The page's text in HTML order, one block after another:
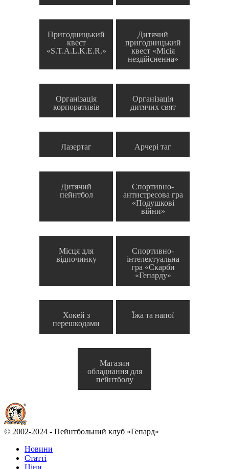
Пригодницький
квест
«S.T.A.L.K.E.R.»
Дитячий
пригодницький
квест «Місія
нездійсненна»
Організація
корпоративів
Організація
дитячих свят
Лазертаг Арчері таг
Дитячий
пейнтбол
Спортивно-
антистресова гра
«Подушкові
війни»
Місця для
відпочинку
Спортивно-
інтелектуальна
гра «Скарби
«Гепарду»
Хокей з
перешкодами
Їжа та напої
Магазин
обладнання для
пейнтболу
© 2002-2024 - Пейнтбольний клуб «Гепард»
Новини
Статті